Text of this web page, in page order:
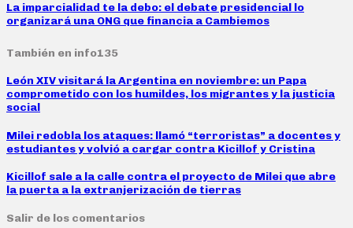
La imparcialidad te la debo: el debate presidencial lo
organizará una ONG que financia a Cambiemos
También en info135
León XIV visitará la Argentina en noviembre: un Papa
comprometido con los humildes, los migrantes y la justicia
social
Milei redobla los ataques: llamó “terroristas” a docentes y
estudiantes y volvió a cargar contra Kicillof y Cristina
Kicillof sale a la calle contra el proyecto de Milei que abre
la puerta a la extranjerización de tierras
Salir de los comentarios